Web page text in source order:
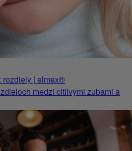
rozdiely | elmex®
medzi citlivými zubami a